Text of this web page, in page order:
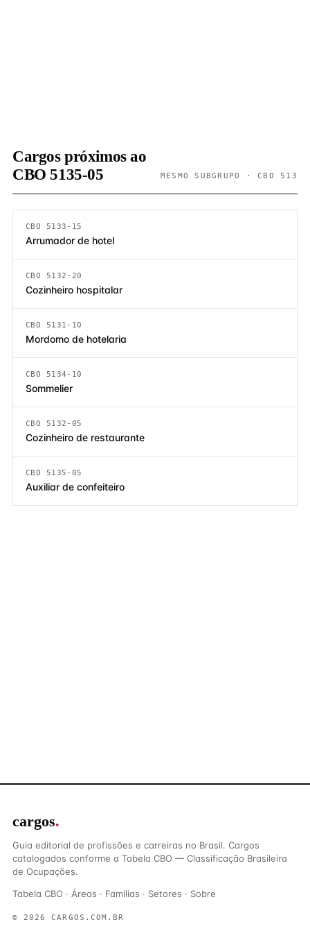
Cargos próximos ao
CBO 5135-05
MESMO SUBGRUPO · CBO 513
CBO 5133-15
Arrumador de hotel
CBO 5132-20
Cozinheiro hospitalar
CBO 5131-10
Mordomo de hotelaria
CBO 5134-10
Sommelier
CBO 5132-05
Cozinheiro de restaurante
CBO 5135-05
Auxiliar de confeiteiro
cargos.
Guia editorial de profissões e carreiras no Brasil. Cargos
catalogados conforme a Tabela CBO — Classificação Brasileira
de Ocupações.
Tabela CBO · Áreas · Famílias · Setores · Sobre
© 2026 CARGOS.COM.BR